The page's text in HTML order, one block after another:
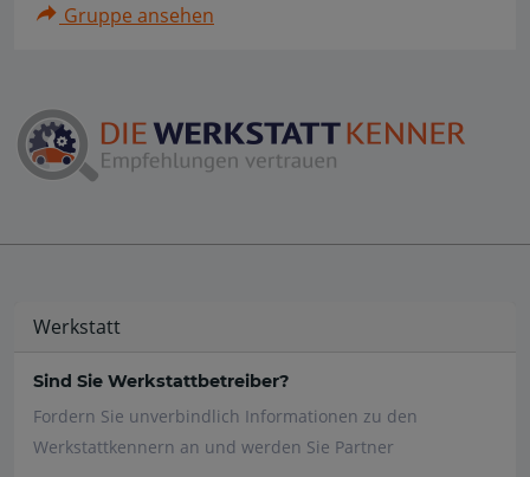
Gruppe ansehen
Werkstatt
Sind Sie Werkstattbetreiber?
Fordern Sie unverbindlich Informationen zu den
Werkstattkennern an und werden Sie Partner